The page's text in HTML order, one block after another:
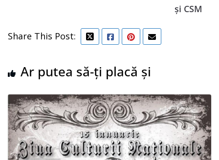
şi CSM
Share This Post:
Ar putea să-ți placă și